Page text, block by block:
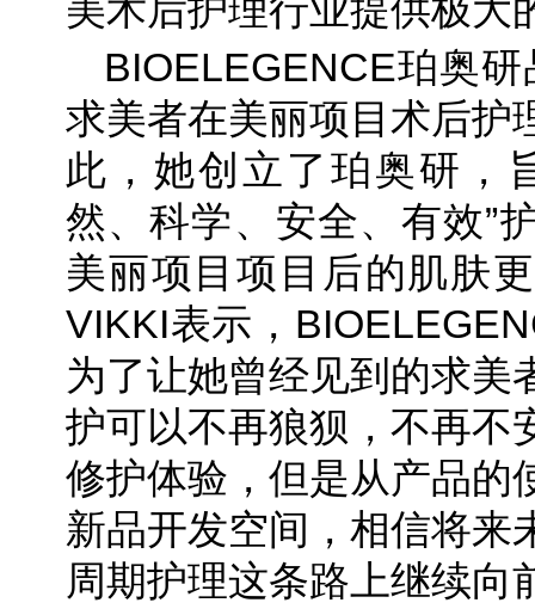
美术后护理行业提供极大
BIOELEGENCE珀奥
求美者在美丽项目术后护
此，她创立了珀奥研，
然、科学、安全、有效”
美丽项目项目后的肌肤
VIKKI表示，
为了让她曾经见到的求美
护可以不再狼狈，不再不
修护体验，但是从产品的
新品开发空间，相信将来
周期护理这条路上继续向